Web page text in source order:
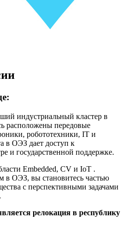
индустриальный кластер в
расположены передовые
робототехники, IT и
в ОЭЗ дает доступ к
и государственной поддержке.
Embedded, CV и IoT .
в ОЭЗ, вы становитесь частью
с перспективными задачами
релокация в республику